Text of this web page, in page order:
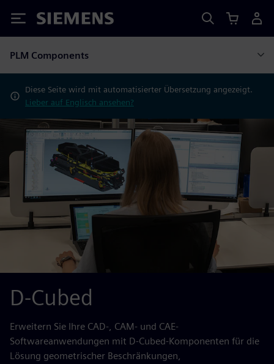
Siemens
PLM Components
Diese Seite wird mit automatisierter Übersetzung angezeigt.
Lieber auf Englisch ansehen?
D-Cubed
Erweitern Sie Ihre CAD-, CAM- und CAE-
Softwareanwendungen mit D-Cubed-Komponenten für die
Lösung geometrischer Beschränkungen,